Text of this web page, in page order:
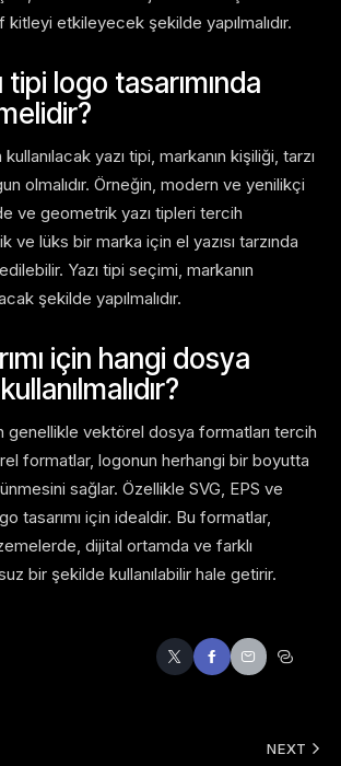
etkileyecek şekilde yapılmalıdır.
tipi logo tasarımında
yazı tipi, markanın kişiliği, tarzı
olmalıdır. Örneğin, modern ve yenilikçi
ve geometrik yazı tipleri tercih
ve lüks bir marka için el yazısı tarzında
Yazı tipi seçimi, markanın
şekilde yapılmalıdır.
için hangi dosya
genellikle vektörel dosya formatları tercih
formatlar, logonun herhangi bir boyutta
sağlar. Özellikle SVG, EPS ve
tasarımı için idealdir. Bu formatlar,
dijital ortamda ve farklı
bir şekilde kullanılabilir hale getirir.
NEXT